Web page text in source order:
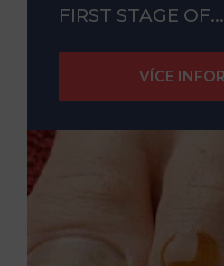
FIRST STAGE OF...